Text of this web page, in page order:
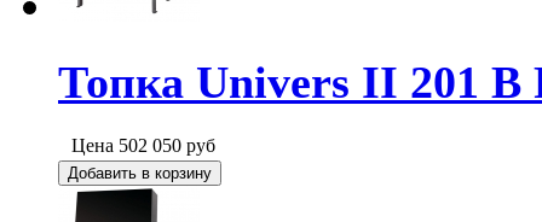
Топка Univers II 201 B
Цена 502 050 руб
Добавить в корзину